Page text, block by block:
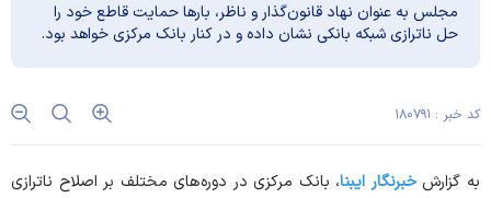
مجلس به عنوان نهاد قانون‌گذار و ناظر، بار‌ها حمایت قاطع خود را
حل ناترازی شبکه بانکی نشان داده و در کنار بانک مرکزی خواهد بود.
کد خبر : ۱۸۰۷۹۱
به گزارشخبرنگار ایبنا، بانک مرکزی در دوره‌های مختلف بر اصلاح ناترازی